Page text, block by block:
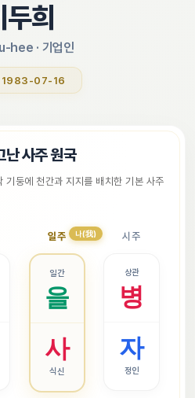
두희
hee · 기업인
1983-07-16
난 사주 원국
기둥에 천간과 지지를 배치한 기본 사주
시주
상관
병
자
정인
일주
일간
을
사
식신
나(我)